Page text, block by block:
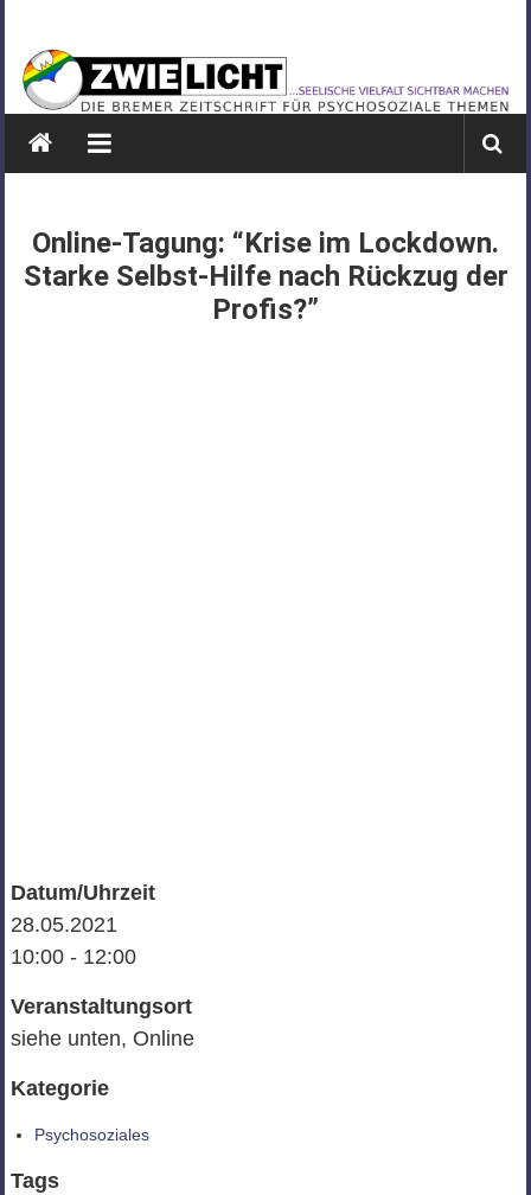
springen
ZWIELICHT
BREMEN
DIE
PSYCHOSOZIALE
THEMEN
Online-Tagung: “Krise im Lockdown.
Starke Selbst-Hilfe nach Rückzug der
Profis?”
Datum/Uhrzeit
28.05.2021
10:00 - 12:00
Veranstaltungsort
siehe unten, Online
Kategorie
Psychosoziales
Tags